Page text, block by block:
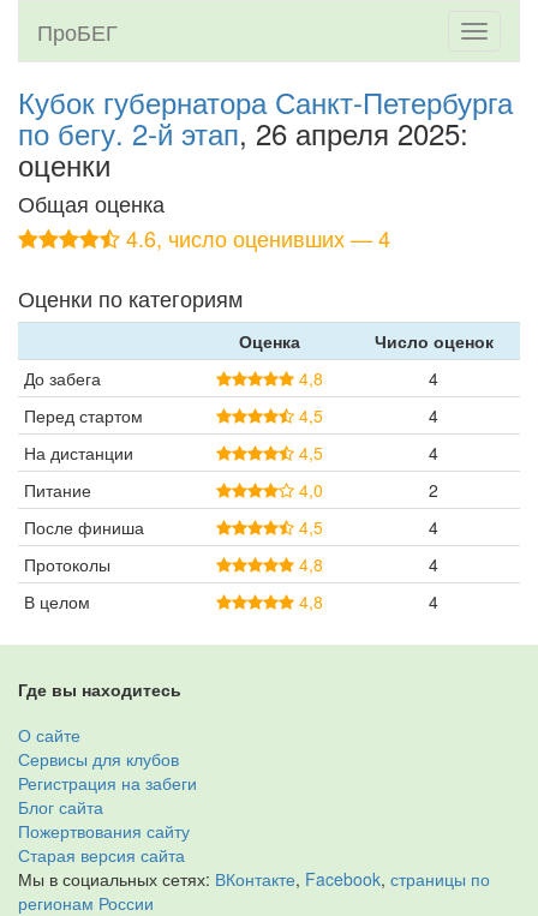
Toggle
ПроБЕГ
Кубок губернатора Санкт-Петербурга
по бегу. 2-й этап, 26 апреля 2025:
оценки
Общая оценка
4.6, число оценивших — 4
Оценки по категориям
Оценка
Число оценок
До забега
4,8
4
Перед стартом
4,5
4
На дистанции
4,5
4
Питание
4,0
2
После финиша
4,5
4
Протоколы
4,8
4
В целом
4,8 4
Где вы находитесь
О сайте
Сервисы для клубов
Регистрация на забеги
Блог сайта
Пожертвования сайту
Старая версия сайта
Мы в социальных сетях: ВКонтакте, Facebook, страницы по
регионам России